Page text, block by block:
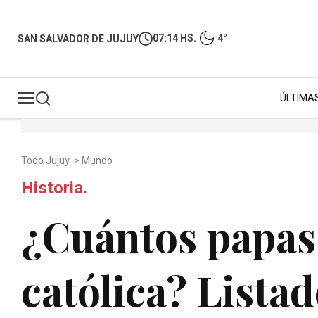
SAN SALVADOR DE JUJUY 07:14 HS. 4°
Todo Jujuy >Mundo
Historia.
¿Cuántos
católica?